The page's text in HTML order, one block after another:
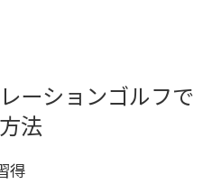
ーションゴルフで
法
得